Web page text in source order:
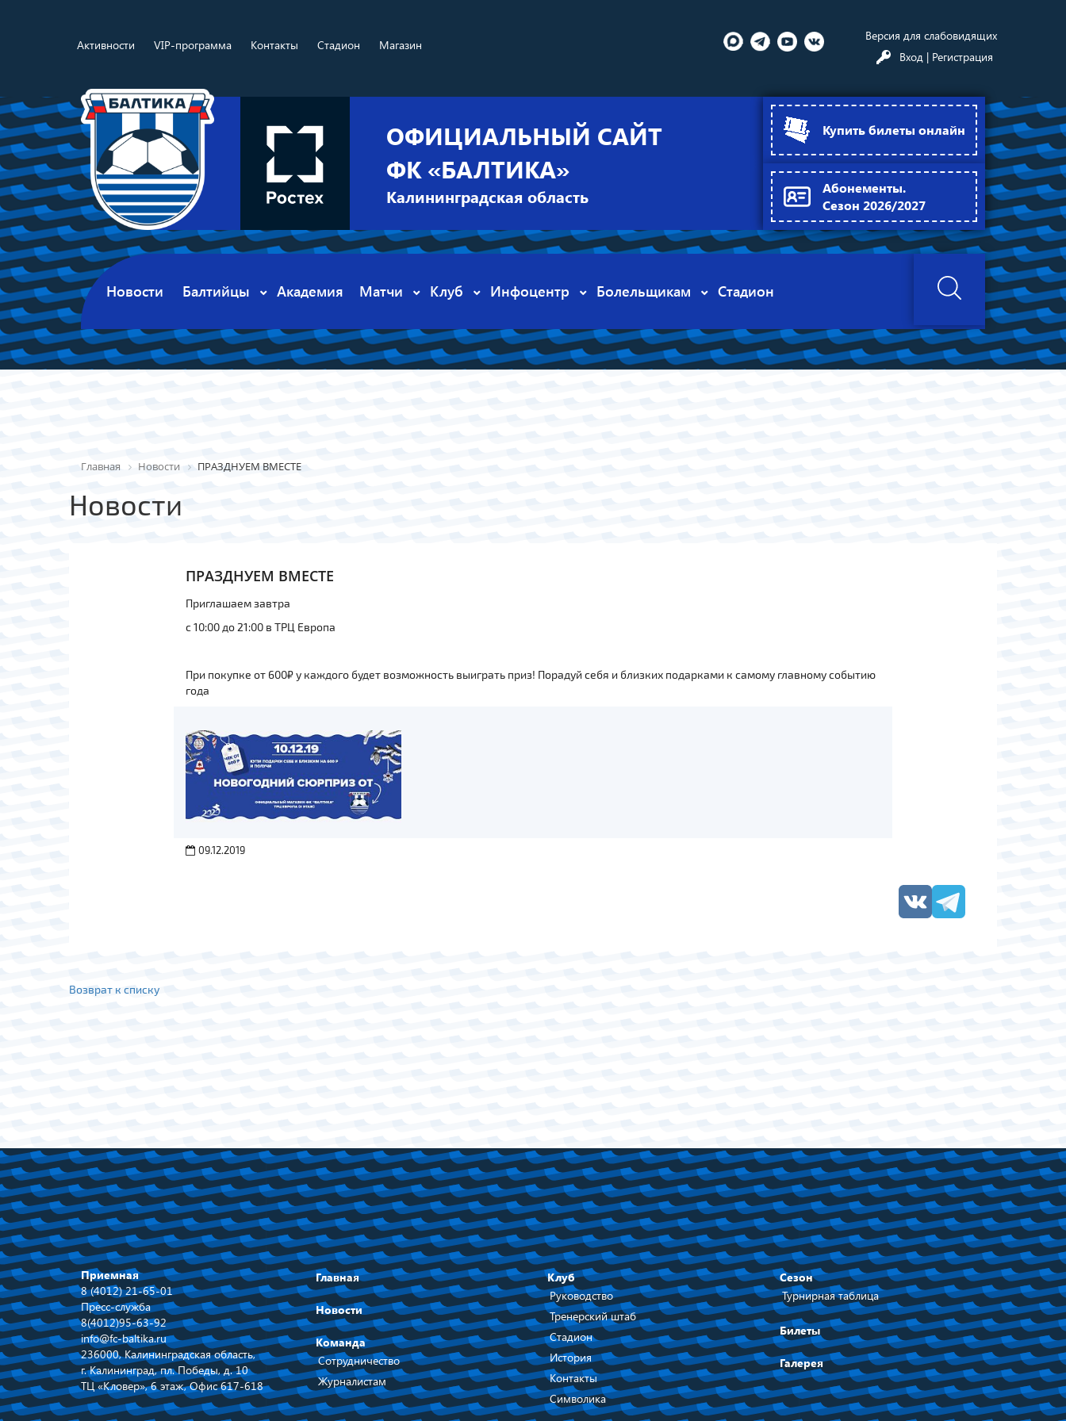
Активности VIP-программа Контакты Стадион Магазин
Версия для слабовидящих
Вход | Регистрация
ОФИЦИАЛЬНЫЙ САЙТ
ФК «БАЛТИКА»
Калининградская область
Купить билеты онлайн
Абонементы.
Сезон 2026/2027
Новости Балтийцы Академия Матчи Клуб Инфоцентр Болельщикам Стадион
Главная Новости ПРАЗДНУЕМ ВМЕСТЕ
Новости
ПРАЗДНУЕМ ВМЕСТЕ
Приглашаем завтра
с 10:00 до 21:00 в ТРЦ Европа
При покупке от 600₽ у каждого будет возможность выиграть приз! Порадуй себя и близких подарками к самому главному событию
года
09.12.2019
Возврат к списку
Приемная
8 (4012) 21-65-01
Пресс-служба
8(4012)95-63-92
info@fc-baltika.ru
236000, Калининградская область,
г. Калининград, пл. Победы, д. 10
ТЦ «Кловер», 6 этаж, Офис 617-618
Главная
Новости
Команда
Сотрудничество
Журналистам
Клуб
Руководство
Тренерский штаб
Стадион
История
Контакты
Символика
Сезон
Турнирная таблица
Билеты
Галерея